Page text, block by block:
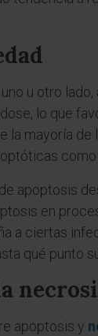
u otro
lo que
la mayoría de
apoptosis
en
a ciertas
qué punto
apoptosis y